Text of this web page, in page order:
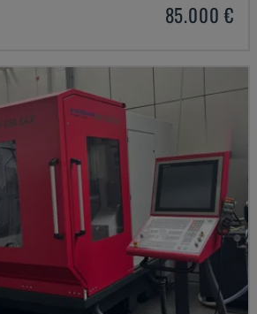
85.000 €